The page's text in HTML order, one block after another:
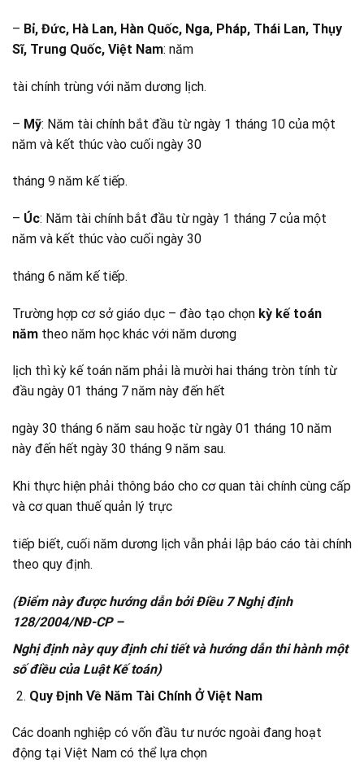
– Bỉ, Đức, Hà Lan, Hàn Quốc, Nga, Pháp, Thái Lan, Thụy
Sĩ, Trung Quốc, Việt Nam: năm
tài chính trùng với năm dương lịch.
– Mỹ: Năm tài chính bắt đầu từ ngày 1 tháng 10 của một
năm và kết thúc vào cuối ngày 30
tháng 9 năm kế tiếp.
– Úc: Năm tài chính bắt đầu từ ngày 1 tháng 7 của một
năm và kết thúc vào cuối ngày 30
tháng 6 năm kế tiếp.
Trường hợp cơ sở giáo dục – đào tạo chọn kỳ kế toán
năm theo năm học khác với năm dương
lịch thì kỳ kế toán năm phải là mười hai tháng tròn tính từ
đầu ngày 01 tháng 7 năm này đến hết
ngày 30 tháng 6 năm sau hoặc từ ngày 01 tháng 10 năm
này đến hết ngày 30 tháng 9 năm sau.
Khi thực hiện phải thông báo cho cơ quan tài chính cùng cấp
và cơ quan thuế quản lý trực
tiếp biết, cuối năm dương lịch vẫn phải lập báo cáo tài chính
theo quy định.
(Điểm này được hướng dẫn bởi Điều 7 Nghị định
128/2004/NĐ-CP –
Nghị định này quy định chi tiết và hướng dẫn thi hành một
số điều của Luật Kế toán)
Quy Định Về Năm Tài Chính Ở Việt Nam
Các doanh nghiệp có vốn đầu tư nước ngoài đang hoạt
động tại Việt Nam có thể lựa chọn